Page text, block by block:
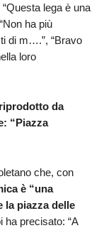
lega è una
ha più
di m….”, “Bravo
loro
da
“Piazza
che, con
è “una
la piazza delle
ha precisato: “A